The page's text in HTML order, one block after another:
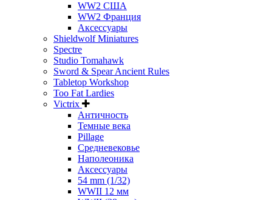
WW2 США
WW2 Франция
Аксессуары
Shieldwolf Miniatures
Spectre
Studio Tomahawk
Sword & Spear Ancient Rules
Tabletop Workshop
Too Fat Lardies
Victrix
Античность
Темные века
Pillage
Средневековье
Наполеоника
Аксессуары
54 mm (1/32)
WWII 12 мм